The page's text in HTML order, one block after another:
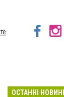
ОСТАННІ